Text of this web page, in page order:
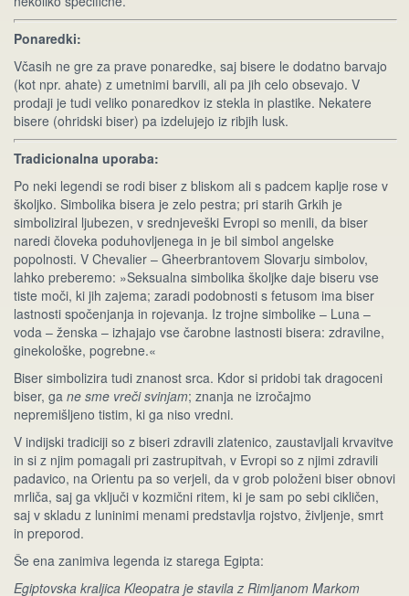
Ponaredki:
Včasih ne gre za prave ponaredke, saj bisere le dodatno barvajo
(kot npr. ahate) z umetnimi barvili, ali pa jih celo obsevajo. V
prodaji je tudi veliko ponaredkov iz stekla in plastike. Nekatere
bisere (ohridski biser) pa izdelujejo iz ribjih lusk.
Tradicionalna uporaba:
Po neki legendi se rodi biser z bliskom ali s padcem kaplje rose v
školjko. Simbolika bisera je zelo pestra; pri starih Grkih je
simboliziral ljubezen, v srednjeveški Evropi so menili, da biser
naredi človeka poduhovljenega in je bil simbol angelske
popolnosti. V Chevalier – Gheerbrantovem Slovarju simbolov,
lahko preberemo: »Seksualna simbolika školjke daje biseru vse
tiste moči, ki jih zajema; zaradi podobnosti s fetusom ima biser
lastnosti spočenjanja in rojevanja. Iz trojne simbolike – Luna –
voda – ženska – izhajajo vse čarobne lastnosti bisera: zdravilne,
ginekološke, pogrebne.«
Biser simbolizira tudi znanost srca. Kdor si pridobi tak dragoceni
biser, ga ne sme vreči svinjam; znanja ne izročajmo
nepremišljeno tistim, ki ga niso vredni.
V indijski tradiciji so z biseri zdravili zlatenico, zaustavljali krvavitve
in si z njim pomagali pri zastrupitvah, v Evropi so z njimi zdravili
padavico, na Orientu pa so verjeli, da v grob položeni biser obnovi
mrliča, saj ga vključi v kozmični ritem, ki je sam po sebi cikličen,
saj v skladu z luninimi menami predstavlja rojstvo, življenje, smrt
in preporod.
Še ena zanimiva legenda iz starega Egipta:
Egiptovska kraljica Kleopatra je stavila z Rimljanom Markom